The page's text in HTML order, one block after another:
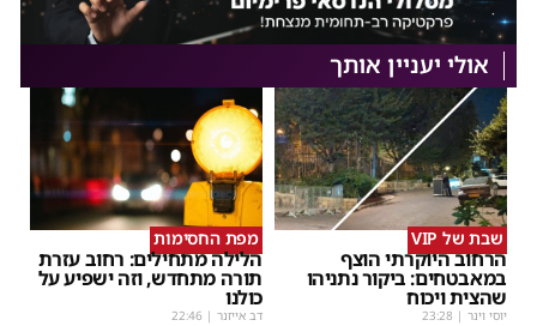
אולי יעניין אותך
שבת של VIP
הרחוב היוקרתי הוצף
במאבטחים: ביקור נתניהו
שהצית ויכוח
יוסי וינר |
23:28
מפת החסימות
הלילה מתחילים: רחוב עזרת
תורה מתחדש, וזה ישפיע על
כולנו
דב אייזנר |
22:46